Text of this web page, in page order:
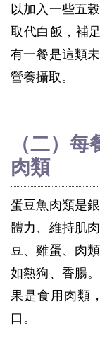
以加入一些五
取代白飯，補
有一餐是這類
營養攝取。
（二）
肉類
蛋豆魚肉類是
體力、維持肌
豆、雞蛋、肉
如熱狗、香腸
果是食用肉類
口。